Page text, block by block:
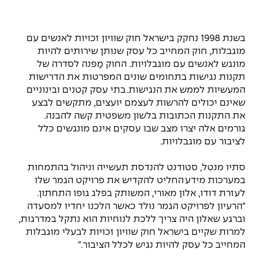
בשנת 1998 נחקק בישראל חוק שוויון זכויות לאנשים עם
מוגבלות, חוק המחייב כל עסק שנותן שירותים להיות
מונגש לאנשים עם מוגבלויות. החוק מַפנה לסדרה של
תקנות נגישות בתחומים שונים המפרטות את הדרישות
המעשיות לממש את הנגישות. בתי עסק קטנים ובינוניים
שאינם יכולים להרשות לעצמם יועצים, מתקשים לבצע
את התקנות הכתובות בלשון משפטית קשה להבנה.
גורמים אלה יצרו מצב שבו עסקים אינם מונגשים כלל
לציבור עם מוגבלויות.
סתיו מנטל, סטודנט להנדסת תעשייה וניהול בהתמחות
במערכות מידע החליט להקדיש את פרויקט הגמר שלו
לעזרת דודו, אלון מאורי, המשותק בפלג גופו התחתון.
"הרעיון לפרויקט הגמר נולד כאשר הלכנו יחדיו למסעדה
וברגע שאלון היה צריך ללכת לנוחיות הוא נתקל במדרגות,
למרות שקיים בישראל חוק שוויון זכויות לבעלי מוגבלות
המחייב כל עסק להיות נגיש לכלל הציבור."
נהלים, תקנונים וחקיקה
הוגנות מגדרית
הצהרת נגישות
לעבוד באפקה
לוח שנה אקדמי
צור קשר
חדשות אפקה
דו-חוגי בהנדסה ומדעים
תואר שני בהנדסה
הנדסת אנרגיה והספק
הנדסה וניהול
הנדסת מערכות
הנדסה רפואית
מערכות תבוניות AI
דקאנט הסטודנטים
מרכז קריירה
מעבדות
ספרייה
אגודת הסטודנטים
מעטפת תמיכה למשרתות ולמשרתים
מעטפת חוסן
עתודה אקדמית
מסלול ישיר לתואר ראשון
מידע למועמד תואר שני
הרשמה און ליין
שאלות ותשובות
מלגות ע״ב נתוני קבלה
תנאי קבלה - הנדסה
למה לעשות תואר שני באפקה?
המרכז לאנרגיה מתחדשת ובת קיימא
המרכז למחקר יישומי בעיבוד שפה וקול
המרכז להנדסת חומרים ותהליכים
מרכז ICSGen.AI
כנסים
Skills & Tech
כנסי פיתוח הון אנושי לאומי בהנדסה